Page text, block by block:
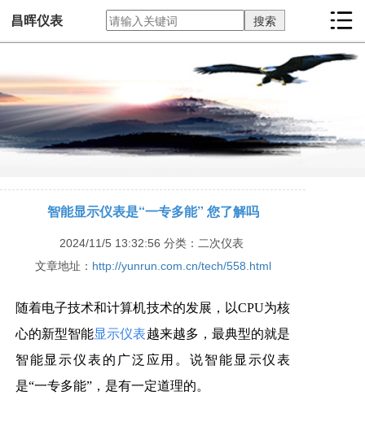
昌晖仪表
智能显示仪表是“一专多能” 您了解吗
2024/11/5 13:32:56 分类：二次仪表
文章地址： http://yunrun.com.cn/tech/558.html
随着电子技术和计算机技术的发展，以CPU为核
心的新型智能显示仪表越来越多，最典型的就是
智能显示仪表的广泛应用。说智能显示仪表
是“一专多能”，是有一定道理的。